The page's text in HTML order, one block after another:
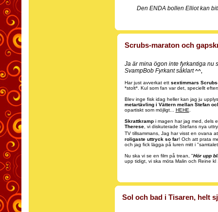
Den ENDA bollen Elliot kan
Scrubs-maraton och
Ja är mina ögon inte fyrkantiga nu
SvampBob Fyrkant såklart^^,
Har just avverkat ett sextimmars
*stolt*. Kul som fan var det, speciellt
Blev inge fisk idag heller kan jag ju
metartävling i Vättern mellan Stefan
opartiskt som möjligt... HEHE
Skrattkrampi magen har jag med, dels
Therese, vi diskuterade Stefans nya
TV tillsammans, Jag har visst en ovana
roligaste uttryck so far! Och att prata
och jag fick lägga på luren mitt i
Nu ska vi se en film på trean, "Hör upp
upp tidigt, vi ska möta Malin och Reine kl
Sol och bad i Tisaren, helt